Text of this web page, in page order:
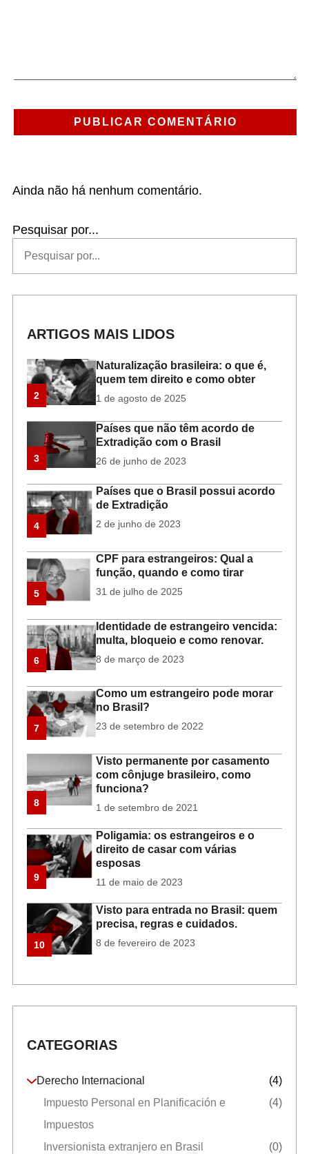
Ainda não há nenhum comentário.
Pesquisar por...
ARTIGOS MAIS LIDOS
2
Naturalização brasileira: o que é,
quem tem direito e como obter
1 de agosto de 2025
3
Países que não têm acordo de
Extradição com o Brasil
26 de junho de 2023
4
Países que o Brasil possui acordo
de Extradição
2 de junho de 2023
5
CPF para estrangeiros: Qual a
função, quando e como tirar
31 de julho de 2025
6
Identidade de estrangeiro vencida:
multa, bloqueio e como renovar.
8 de março de 2023
7
Como um estrangeiro pode morar
no Brasil?
23 de setembro de 2022
8
Visto permanente por casamento
com cônjuge brasileiro, como
funciona?
1 de setembro de 2021
9
Poligamia: os estrangeiros e o
direito de casar com várias
esposas
11 de maio de 2023
10
Visto para entrada no Brasil: quem
precisa, regras e cuidados.
8 de fevereiro de 2023
CATEGORIAS
Derecho Internacional
(4)
Impuesto Personal en Planificación e
Impuestos
(4)
Inversionista extranjero en Brasil
(0)